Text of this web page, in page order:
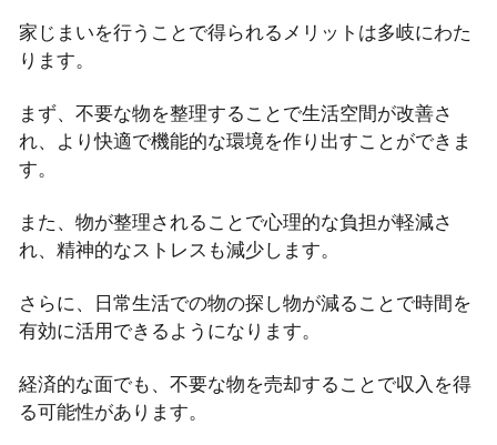
家じまいを行うことで得られるメリットは多岐にわた
ります。
まず、不要な物を整理することで生活空間が改善さ
れ、より快適で機能的な環境を作り出すことができま
す。
また、物が整理されることで心理的な負担が軽減さ
れ、精神的なストレスも減少します。
さらに、日常生活での物の探し物が減ることで時間を
有効に活用できるようになります。
経済的な面でも、不要な物を売却することで収入を得
る可能性があります。